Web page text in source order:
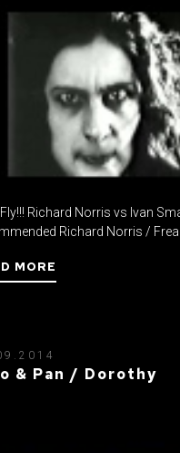
Richard Norris vs Ivan
Richard Norris /
MORE
& Pan / Dorothy